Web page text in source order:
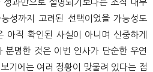
과만으로 설명되기보다는 조직 내부
성까지 고려된 선택이었을 가능성도
아직 확인된 사실이 아니며 신중하게
분명한 것은 이번 인사가 단순한 우연
기에는 여러 정황이 맞물려 있다는 점